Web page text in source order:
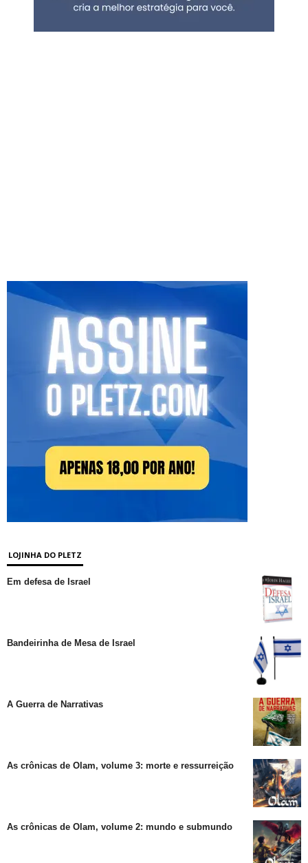
LOJINHA DO PLETZ
Em defesa de Israel
Bandeirinha de Mesa de Israel
A Guerra de Narrativas
As crônicas de Olam, volume 3: morte e ressurreição
As crônicas de Olam, volume 2: mundo e submundo